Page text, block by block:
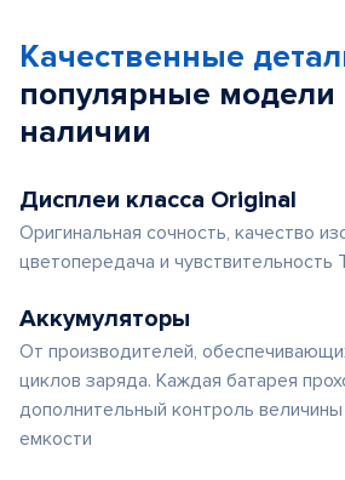
Качественные
популярные модели
наличии
Дисплеи класса Original
Оригинальная сочность, качество
цветопередача и чувствительность
Аккумуляторы
От производителей,
циклов заряда. Каждая батарея
дополнительный контроль
емкости